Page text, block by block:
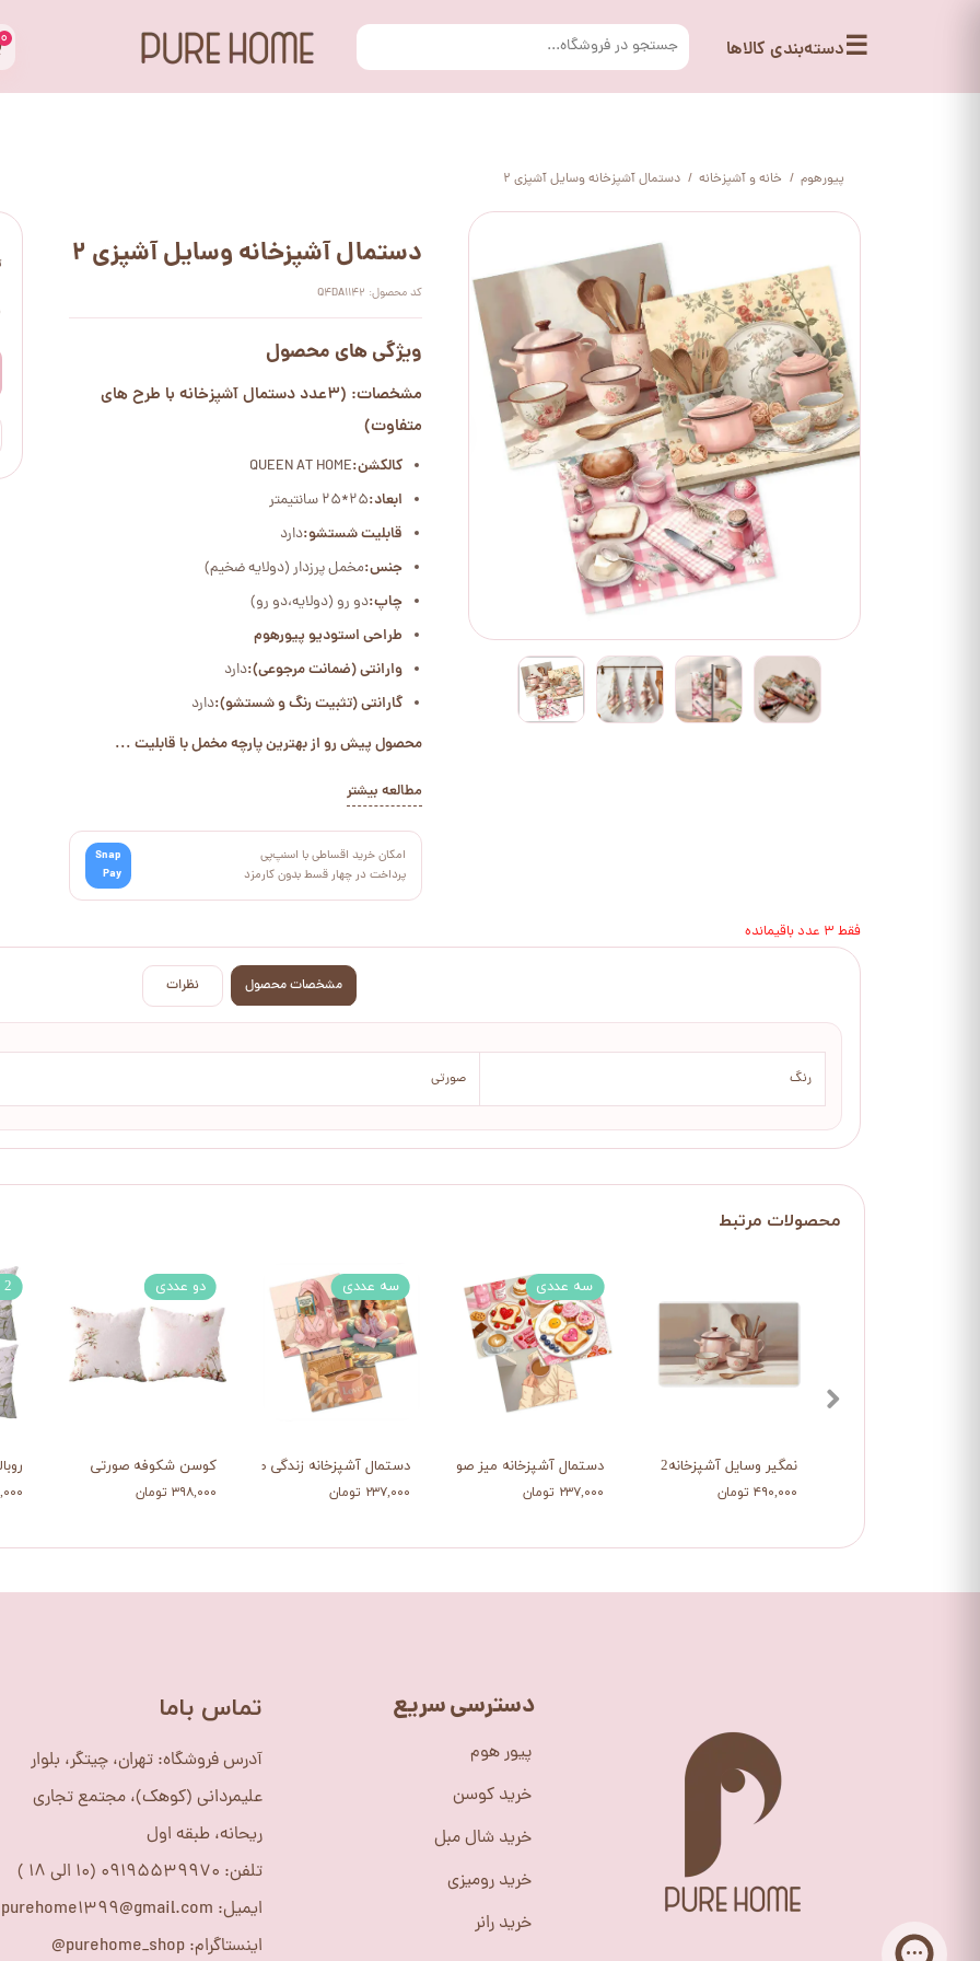
☰دسته‌بندی کالاها ۰
پیورهوم خانه و آشپزخانه دستمال آشپزخانه وسایل آشپزی 2
دستمال آشپزخانه وسایل آشپزی 2
کد محصول: Q4DA1142
ویژگی های محصول
مشخصات: (3عدد دستمال آشپزخانه با طرح های
متفاوت)
کالکشن:QUEEN AT HOME
ابعاد:25*25 سانتیمتر
قابلیت شستشو:دارد
جنس:مخمل پرزدار (دولایه ضخیم)
چاپ:دو رو (دولایه،دو رو)
طراحی استودیو پیورهوم
وارانتی (ضمانت مرجوعی):دارد
گارانتی (تثبیت رنگ و شستشو):دارد
محصول پیش رو از بهترین پارچه مخمل با قابلیت ...
مطالعه بیشتر
امکان خرید اقساطی با اسنپ‌پی
پرداخت در چهار قسط بدون کارمزد
Snap
Pay
فقط ۳ عدد باقیمانده
مشخصات محصول نظرات
رنگ صورتی
2 عددی
کوسن شکوفه صورتی
۳۹۸,۰۰۰ تومان
دو عددی
دستمال آشپزخانه زندگی صورتی
۲۳۷,۰۰۰ تومان
سه عددی
دستمال آشپزخانه میز صورتی
۲۳۷,۰۰۰ تومان
سه عددی
نمگیر وسایل آشپزخانه2
۴۹۰,۰۰۰ تومان
پیور هوم
خرید کوسن
خرید شال مبل
خرید رومیزی
خرید رانر
دسترسی سریع ​تماس باما
آدرس فروشگاه: تهران، چیتگر، بلوار
علیمردانی (کوهک)، مجتمع تجاری
ریحانه، طبقه اول
تلفن: 09195539970 (10 الی 18 )
ایمیل: purehome1399@gmail.com
اینستاگرام: purehome_shop@